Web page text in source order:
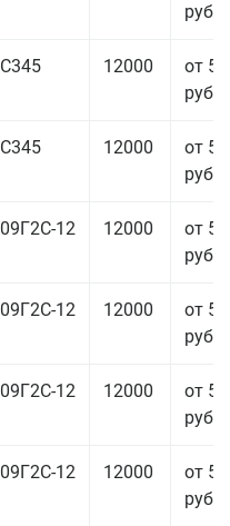
руб.
С345 12000
от
руб.
С345 12000
от
руб.
09Г2С-12 12000
от
руб.
09Г2С-12 12000
от
руб.
09Г2С-12 12000
от
руб.
09Г2С-12 12000
от
руб.